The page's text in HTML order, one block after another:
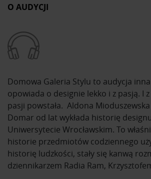
O AUDYCJI
Domowa Galeria Stylu to audycja
opowiada o designie lekko i z pasją. I
pasji powstała. Aldona
Domar od lat wykłada historię
Uniwersytecie Wrocławskim. To
historie przedmiotów codziennego
historię ludzkości, stały się kanwą
dziennikarzem Radia Ram,